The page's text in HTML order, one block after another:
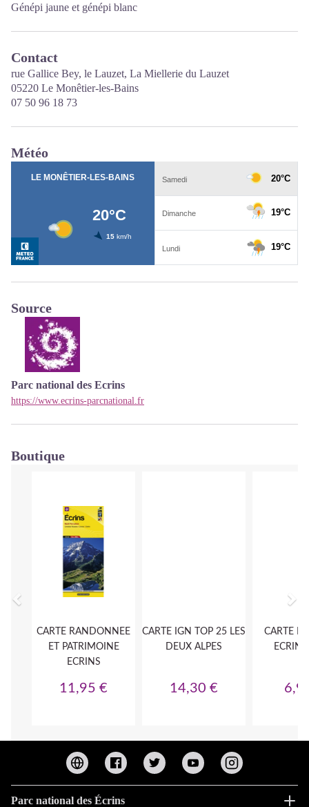
Génépi jaune et génépi blanc
Contact
rue Gallice Bey, le Lauzet, La Miellerie du Lauzet
05220 Le Monêtier-les-Bains
07 50 96 18 73
Météo
Source
Parc national des Ecrins
https://www.ecrins-parcnational.fr
Boutique
Parc national des Écrins